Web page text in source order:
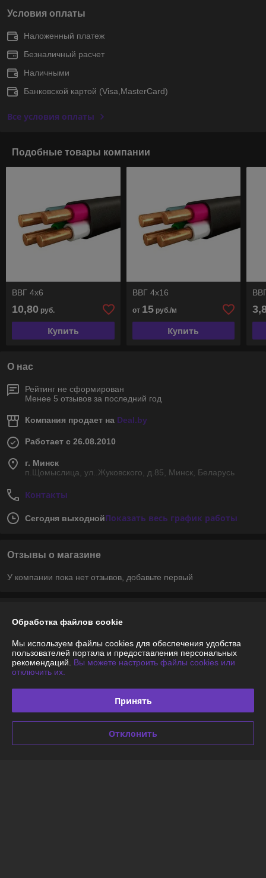
Условия оплаты
Наложенный платеж
Безналичный расчет
Наличными
Банковской картой (Visa,MasterCard)
Все условия оплаты
Подобные товары компании
ВВГ 4х6
10,80 руб.
Купить
ВВГ 4х16
от 15руб./м
Купить
О нас
Рейтинг не сформирован
Менее 5 отзывов за последний год
Компания продает на Deal.by
Работает с 26.08.2010
г. Минск
п.Щомыслица, ул..Жуковского, д.85, Минск, Беларусь
Контакты
Сегодня выходнойПоказать весь график работы
Отзывы о магазине
У компании пока нет отзывов, добавьте первый
Контакты
Доставка и оплата
Полная версия сайта
Обработка файлов cookie
Мы используем файлы cookies для обеспечения удобства
пользователей портала и предоставления персональных
рекомендаций. Вы можете настроить файлы cookies или
отключить их.
Принять
Отклонить